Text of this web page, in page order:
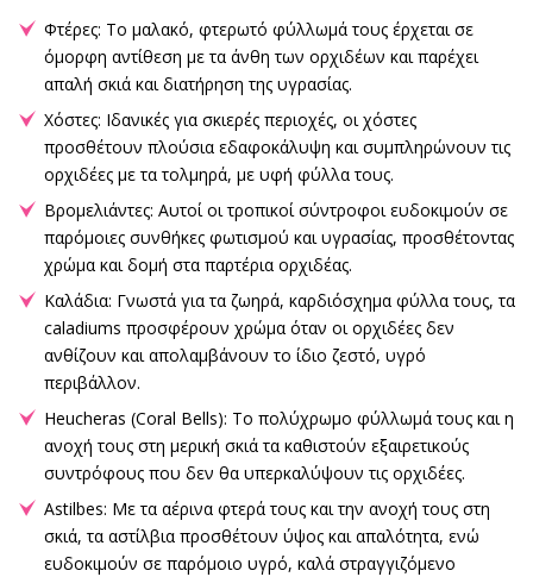
Φτέρες: Το μαλακό, φτερωτό φύλλωμά τους έρχεται σε
όμορφη αντίθεση με τα άνθη των ορχιδέων και παρέχει
απαλή σκιά και διατήρηση της υγρασίας.
Χόστες: Ιδανικές για σκιερές περιοχές, οι χόστες
προσθέτουν πλούσια εδαφοκάλυψη και συμπληρώνουν τις
ορχιδέες με τα τολμηρά, με υφή φύλλα τους.
Βρομελιάντες: Αυτοί οι τροπικοί σύντροφοι ευδοκιμούν σε
παρόμοιες συνθήκες φωτισμού και υγρασίας, προσθέτοντας
χρώμα και δομή στα παρτέρια ορχιδέας.
Καλάδια: Γνωστά για τα ζωηρά, καρδιόσχημα φύλλα τους, τα
caladiums προσφέρουν χρώμα όταν οι ορχιδέες δεν
ανθίζουν και απολαμβάνουν το ίδιο ζεστό, υγρό
περιβάλλον.
Heucheras (Coral Bells): Το πολύχρωμο φύλλωμά τους και η
ανοχή τους στη μερική σκιά τα καθιστούν εξαιρετικούς
συντρόφους που δεν θα υπερκαλύψουν τις ορχιδέες.
Astilbes: Με τα αέρινα φτερά τους και την ανοχή τους στη
σκιά, τα αστίλβια προσθέτουν ύψος και απαλότητα, ενώ
ευδοκιμούν σε παρόμοιο υγρό, καλά στραγγιζόμενο